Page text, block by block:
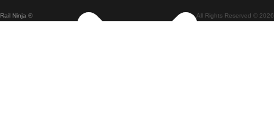
マドリードからアリカンテまでの列車
Rail Ninja ® All Rights Reserved © 2026